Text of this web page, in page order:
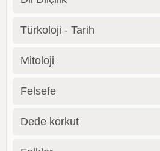
Türkoloji - Tarih
Mitoloji
Felsefe
Dede korkut